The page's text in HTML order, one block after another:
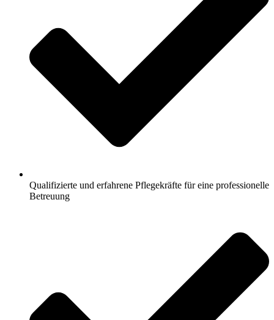
Qualifizierte und erfahrene Pflegekräfte für eine professionelle
Betreuung